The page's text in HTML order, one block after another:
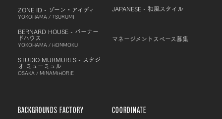
ZONE ID - ゾーン・アイディ
YOKOHAMA / TSURUMI
BERNARD HOUSE - バーナー
ドハウス
YOKOHAMA / HONMOKU
STUDIO MURMURES - スタジ
オ ミューミュル
OSAKA / MINAMIHORIE
JAPANESE - 和風スタイル
マネージメントスペース募集
BACKGROUNDS FACTORY COORDINATE